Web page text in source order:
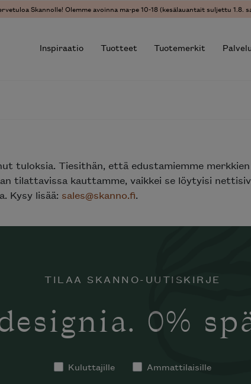
Skannolle! Olemme avoinna ma-pe 10-18 (kesälauantait suljettu 1.8.
Inspiraatio Tuotteet Tuotemerkit
tuloksia. Tiesithän, että edustamiemme merkkien
tilattavissa kauttamme, vaikkei se löytyisi
Kysy lisää: sales@skanno.fi.
TILAA SKANNO-UUTISKIRJE
0%
Kuluttajille Ammattilaisille